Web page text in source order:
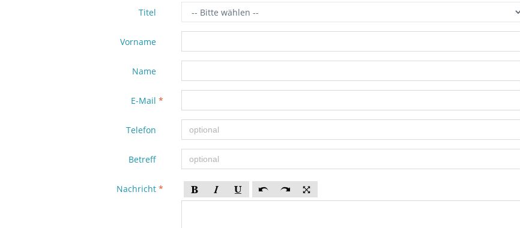
Titel
Vorname
Name
E-Mail *
Telefon
Betreff
Nachricht *